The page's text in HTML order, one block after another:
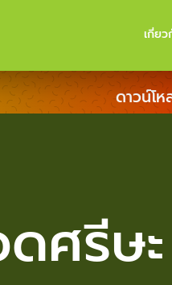
เกี่ยว
ดาวน์โ
ศรีษะ